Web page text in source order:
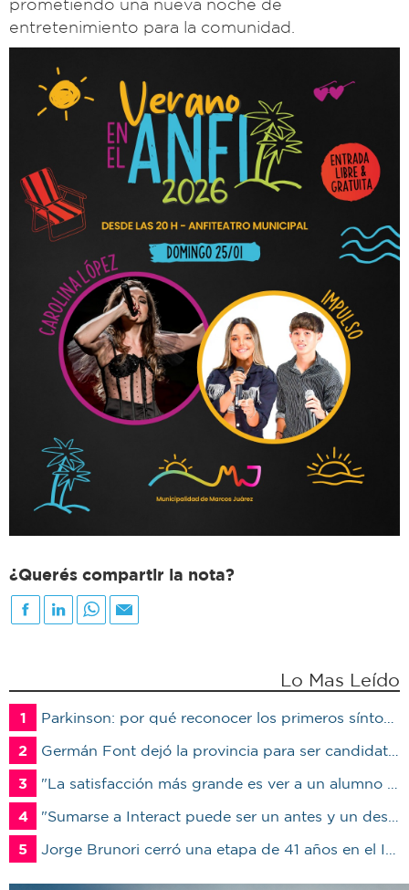
entretenimiento para la comunidad.
¿Querés compartir la nota?
Lo Mas Leído
1
Parkinson: por qué reconocer los primeros síntomas puede cambiar la calidad de vida del paciente
2
Germán Font dejó la provincia para ser candidato en Marcos Juárez
3
"La satisfacción más grande es ver a un alumno trabajando": Jorge Vicente se jubiló luego de 38 años en el IPET51
4
"Sumarse a Interact puede ser un antes y un después en la vida de un joven"
5
Jorge Brunori cerró una etapa de 41 años en el INTA: “Me voy de mi casa para irme a mi casa”